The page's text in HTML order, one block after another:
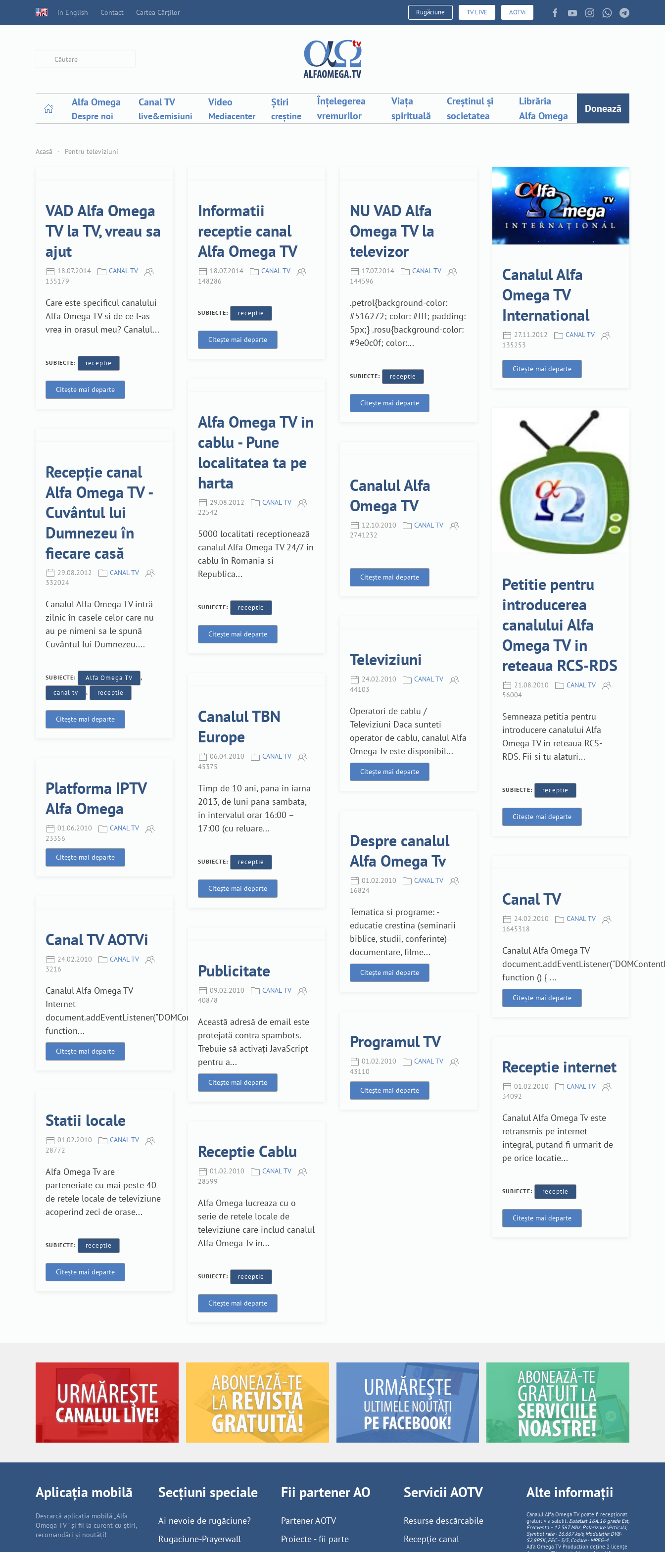
in English Contact Cartea Cărților Rugăciune TV LIVE AOTVi
Alfa Omega
Despre noi
Canal TV
live&emisiuni
Video
Mediacenter
Știri
creștine
Înțelegerea
vremurilor
Viața
spirituală
Creștinul și
societatea
Librăria
Alfa Omega
Donează
Acasă Pentru televiziuni
VAD Alfa Omega
TV la TV, vreau sa
ajut
18.07.2014
CANAL TV
135179
Care este specificul canalului
Alfa Omega TV si de ce l-as
vrea in orasul meu? Canalul...
SUBIECTE: receptie
Citește mai departe
Informatii
receptie canal
Alfa Omega TV
18.07.2014
CANAL TV
148286
SUBIECTE: receptie
Citește mai departe
NU VAD Alfa
Omega TV la
televizor
17.07.2014
CANAL TV
144596
.petrol{background-color:
#516272; color: #fff; padding:
5px;} .rosu{background-color:
#9e0c0f; color:...
SUBIECTE: receptie
Citește mai departe
Canalul Alfa
Omega TV
International
27.11.2012
CANAL TV
135253
Citește mai departe
Recepție canal
Alfa Omega TV -
Cuvântul lui
Dumnezeu în
fiecare casă
29.08.2012
CANAL TV
332024
Canalul Alfa Omega TV intră
zilnic în casele celor care nu
au pe nimeni sa le spună
Cuvântul lui Dumnezeu....
SUBIECTE: Alfa Omega TV ,
canal tv , receptie
Citește mai departe
Alfa Omega TV in
cablu - Pune
localitatea ta pe
harta
29.08.2012
CANAL TV
22542
5000 localitati receptionează
canalul Alfa Omega TV 24/7 in
cablu în Romania si
Republica...
SUBIECTE: receptie
Citește mai departe
Canalul Alfa
Omega TV
12.10.2010
CANAL TV
2741232
Citește mai departe
Petitie pentru
introducerea
canalului Alfa
Omega TV in
reteaua RCS-RDS
21.08.2010
CANAL TV
56004
Semneaza petitia pentru
introducere canalului Alfa
Omega TV in reteaua RCS-
RDS. Fii si tu alaturi...
SUBIECTE: receptie
Citește mai departe
Platforma IPTV
Alfa Omega
01.06.2010
CANAL TV
23356
Citește mai departe
Canalul TBN
Europe
06.04.2010
CANAL TV
45375
Timp de 10 ani, pana in iarna
2013, de luni pana sambata,
in intervalul orar 16:00 –
17:00 (cu reluare...
SUBIECTE: receptie
Citește mai departe
Televiziuni
24.02.2010
CANAL TV
44103
Operatori de cablu /
Televiziuni Daca sunteti
operator de cablu, canalul Alfa
Omega Tv este disponibil...
Citește mai departe
Canal TV
24.02.2010
CANAL TV
1645318
Canalul Alfa Omega TV
function () { ...
Citește mai departe
Canal TV AOTVi
24.02.2010
CANAL TV
3216
Canalul Alfa Omega TV
Internet
document.addEventListener("DOMContentLoaded",
function...
Citește mai departe
Publicitate
09.02.2010
CANAL TV
40878
Această adresă de email este
protejată contra spambots.
Trebuie să activați JavaScript
pentru a...
Citește mai departe
Despre canalul
Alfa Omega Tv
01.02.2010
CANAL TV
16824
Tematica si programe: -
educatie crestina (seminarii
biblice, studii, conferinte)-
documentare, filme...
Citește mai departe
Receptie internet
01.02.2010
CANAL TV
34092
Canalul Alfa Omega Tv este
retransmis pe internet
integral, putand fi urmarit de
pe orice locatie...
SUBIECTE: receptie
Citește mai departe
Statii locale
01.02.2010
CANAL TV
28772
Alfa Omega Tv are
parteneriate cu mai peste 40
de retele locale de televiziune
acoperind zeci de orase...
SUBIECTE: receptie
Citește mai departe
Receptie Cablu
01.02.2010
CANAL TV
28599
Alfa Omega lucreaza cu o
serie de retele locale de
televiziune care includ canalul
Alfa Omega Tv in...
SUBIECTE: receptie
Citește mai departe
Programul TV
01.02.2010
CANAL TV
43110
Citește mai departe
Aplicația mobilă
Descarcă aplicația mobilă „Alfa
Omega TV” și fii la curent cu știri,
recomandări și noutăți!
Secțiuni speciale
Ai nevoie de rugăciune?
Rugaciune-Prayerwall
Fii partener AO
Partener AOTV
Proiecte - fii parte
Servicii AOTV
Resurse descărcabile
Recepție canal
Alte informații
Canalul Alfa Omega TV poate fi recepționat
gratuit via satelit: Eutelsat 16A, 16 grade Est,
Frecventa – 12.567 Mhz, PolarizareVerticală,
Symbol rate - 16.667 ks/s, Modulație: DVB-
S2,8PSK, FEC - 3/5, Codare - MPEG-4.
Alfa Omega TV Production deține 2 licențe